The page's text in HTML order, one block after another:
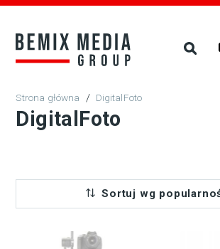
/ DigitalFoto
DigitalFoto
Sortuj wg